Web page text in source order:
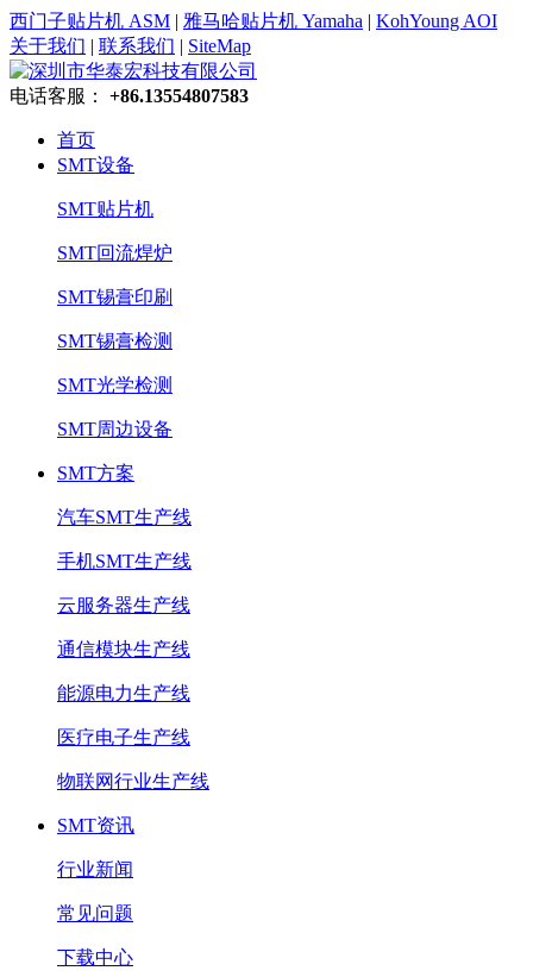
西门子贴片机 ASM | 雅马哈贴片机 Yamaha | KohYoung AOI
关于我们 | 联系我们 | SiteMap
电话客服： +86.13554807583
首页
SMT设备
SMT贴片机
SMT回流焊炉
SMT锡膏印刷
SMT锡膏检测
SMT光学检测
SMT周边设备
SMT方案
汽车SMT生产线
手机SMT生产线
云服务器生产线
通信模块生产线
能源电力生产线
医疗电子生产线
物联网行业生产线
SMT资讯
行业新闻
常见问题
下载中心